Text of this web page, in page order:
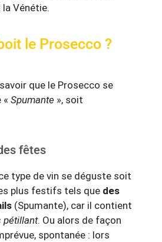
Vénétie.
le Prosecco ?
que le Prosecco se
« Spumante », soit
fêtes
type de vin se déguste soit
plus festifs tels que des
(Spumante), car il contient
pétillant. Ou alors de façon
spontanée : lors